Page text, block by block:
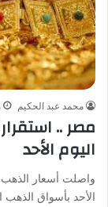
محمد عبد الحكيم
مصر ..
اليوم الأحد
واصلت أسعار الذهب
الأحد بأسواق